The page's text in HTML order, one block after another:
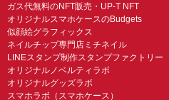
ガス代無料のNFT販売・UP-T NFT
オリジナルスマホケースのBudgets
似顔絵グラフィックス
ネイルチップ専門店ミチネイル
LINEスタンプ制作スタンプファクトリー
オリジナルノベルティラボ
オリジナルグッズラボ
スマホラボ（スマホケース）